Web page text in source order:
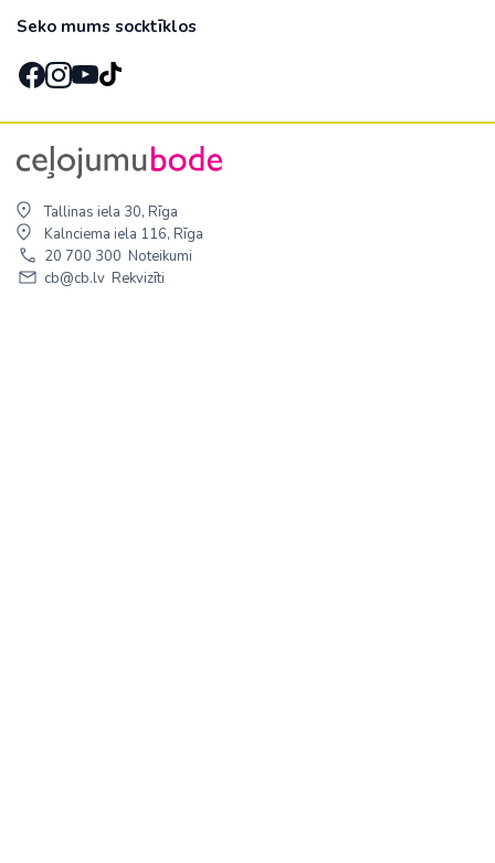
Seko mums socktīklos
Tallinas iela 30, Rīga
Kalnciema iela 116, Rīga
20 700 300 Noteikumi
cb@cb.lv Rekvizīti